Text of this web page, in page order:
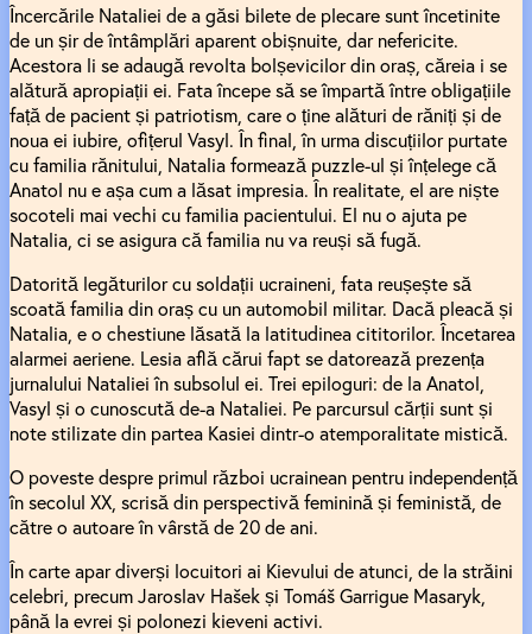
Încercările Nataliei de a găsi bilete de plecare sunt încetinite
de un șir de întâmplări aparent obișnuite, dar nefericite.
Acestora li se adaugă revolta bolșevicilor din oraș, căreia i se
alătură apropiații ei. Fata începe să se împartă între obligațiile
față de pacient și patriotism, care o ține alături de răniți și de
noua ei iubire, ofițerul Vasyl. În final, în urma discuțiilor purtate
cu familia rănitului, Natalia formează puzzle-ul și înțelege că
Anatol nu e așa cum a lăsat impresia. În realitate, el are niște
socoteli mai vechi cu familia pacientului. El nu o ajuta pe
Natalia, ci se asigura că familia nu va reuși să fugă.
Datorită legăturilor cu soldații ucraineni, fata reușește să
scoată familia din oraș cu un automobil militar. Dacă pleacă și
Natalia, e o chestiune lăsată la latitudinea cititorilor. Încetarea
alarmei aeriene. Lesia află cărui fapt se datorează prezența
jurnalului Nataliei în subsolul ei. Trei epiloguri: de la Anatol,
Vasyl și o cunoscută de-a Nataliei. Pe parcursul cărții sunt și
note stilizate din partea Kasiei dintr-o atemporalitate mistică.
O poveste despre primul război ucrainean pentru independență
în secolul XX, scrisă din perspectivă feminină și feministă, de
către o autoare în vârstă de 20 de ani.
În carte apar diverși locuitori ai Kievului de atunci, de la străini
celebri, precum Jaroslav Hašek și Tomáš Garrigue Masaryk,
până la evrei și polonezi kieveni activi.